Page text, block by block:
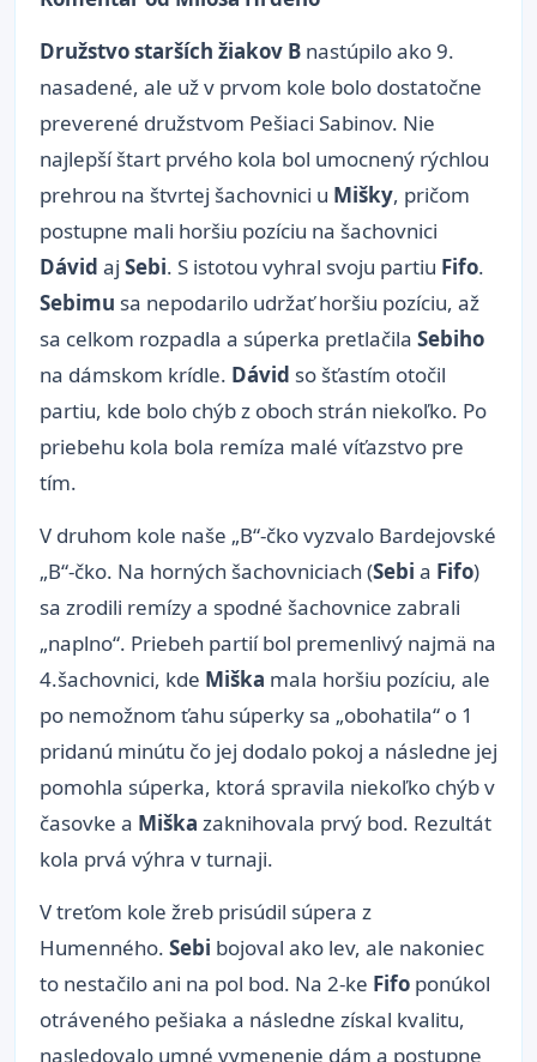
Družstvo starších žiakov B nastúpilo ako 9.
nasadené, ale už v prvom kole bolo dostatočne
preverené družstvom Pešiaci Sabinov. Nie
najlepší štart prvého kola bol umocnený rýchlou
prehrou na štvrtej šachovnici u Mišky, pričom
postupne mali horšiu pozíciu na šachovnici
Dávid aj Sebi. S istotou vyhral svoju partiu Fifo.
Sebimu sa nepodarilo udržať horšiu pozíciu, až
sa celkom rozpadla a súperka pretlačila Sebiho
na dámskom krídle. Dávid so šťastím otočil
partiu, kde bolo chýb z oboch strán niekoľko. Po
priebehu kola bola remíza malé víťazstvo pre
tím.
V druhom kole naše „B“-čko vyzvalo Bardejovské
„B“-čko. Na horných šachovniciach (Sebi a Fifo)
sa zrodili remízy a spodné šachovnice zabrali
„naplno“. Priebeh partií bol premenlivý najmä na
4.šachovnici, kde Miška mala horšiu pozíciu, ale
po nemožnom ťahu súperky sa „obohatila“ o 1
pridanú minútu čo jej dodalo pokoj a následne jej
pomohla súperka, ktorá spravila niekoľko chýb v
časovke a Miška zaknihovala prvý bod. Rezultát
kola prvá výhra v turnaji.
V treťom kole žreb prisúdil súpera z
Humenného. Sebi bojoval ako lev, ale nakoniec
to nestačilo ani na pol bod. Na 2-ke Fifo ponúkol
otráveného pešiaka a následne získal kvalitu,
nasledovalo umné vymenenie dám a postupne